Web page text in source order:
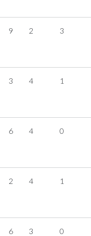
9 2 3
3 4 1
6 4 0
2 4 1
6 3 0